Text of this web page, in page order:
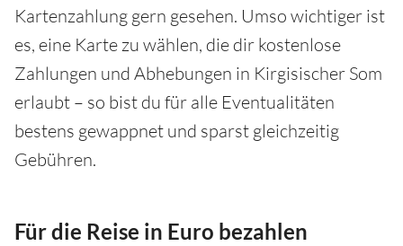
Kartenzahlung gern gesehen. Umso wichtiger ist
es, eine Karte zu wählen, die dir kostenlose
Zahlungen und Abhebungen in Kirgisischer Som
erlaubt – so bist du für alle Eventualitäten
bestens gewappnet und sparst gleichzeitig
Gebühren.
Für die Reise in Euro bezahlen